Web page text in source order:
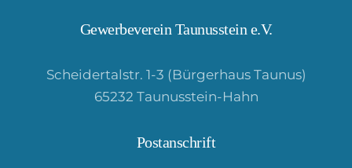
Gewerbeverein Taunusstein e.V.
Scheidertalstr. 1-3 (Bürgerhaus Taunus)
65232 Taunusstein-Hahn
Postanschrift